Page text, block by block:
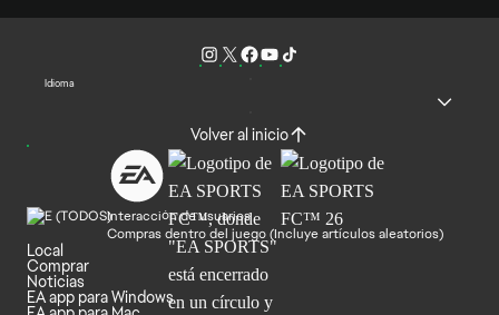
Idioma
Volver al inicio
Interacción de usuarios
Compras dentro del juego (Incluye artículos aleatorios)
Local
Comprar
Noticias
EA app para Windows